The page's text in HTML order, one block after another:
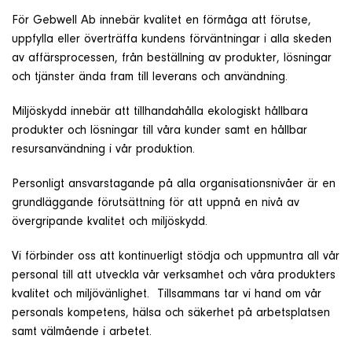
För Gebwell Ab innebär kvalitet en förmåga att förutse,
uppfylla eller överträffa kundens förväntningar i alla skeden
av affärsprocessen, från beställning av produkter, lösningar
och tjänster ända fram till leverans och användning.
Miljöskydd innebär att tillhandahålla ekologiskt hållbara
produkter och lösningar till våra kunder samt en hållbar
resursanvändning i vår produktion.
Personligt ansvarstagande på alla organisationsnivåer är en
grundläggande förutsättning för att uppnå en nivå av
övergripande kvalitet och miljöskydd.
Vi förbinder oss att kontinuerligt stödja och uppmuntra all vår
personal till att utveckla vår verksamhet och våra produkters
kvalitet och miljövänlighet. Tillsammans tar vi hand om vår
personals kompetens, hälsa och säkerhet på arbetsplatsen
samt välmående i arbetet.